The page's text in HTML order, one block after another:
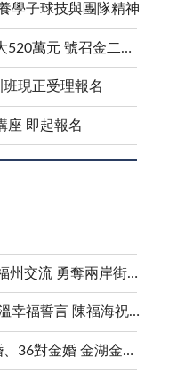
學子球技與團隊精神
旅臺金門同鄉會累捐金大520萬元 號召金二代金三代返鄉求學
現正受理報名
座 即起報名
KDC金門流行舞蹈團赴福州交流 勇奪兩岸街舞賽三等獎
金鑽婚夫妻重披婚紗 重溫幸福誓言 陳福海祝福牽手半世紀 情深相守成典範
5對白金婚、11對鑽石婚、36對金婚 金湖金沙夫妻共享榮耀時刻 陳福海表揚金鑽婚夫妻 向半世紀相守家庭典範致敬